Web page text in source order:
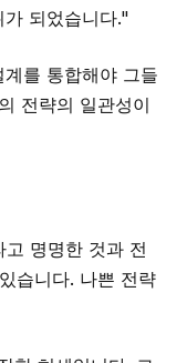
되었습니다."
를 통합해야 그들
전략의 일관성이
명명한 것과 전
습니다. 나쁜 전략